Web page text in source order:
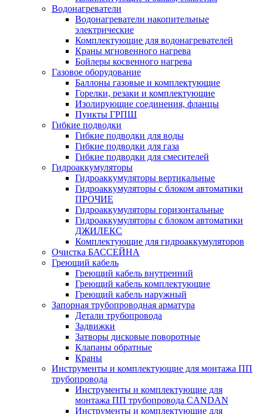
Водонагреватели
Водонагреватели накопительные
электрические
Комплектующие для водонагревателей
Краны мгновенного нагрева
Бойлеры косвенного нагрева
Газовое оборудование
Баллоны газовые и комплектующие
Горелки, резаки и комплектующие
Изолирующие соединения, фланцы
Пункты ГРПШ
Гибкие подводки
Гибкие подводки для воды
Гибкие подводки для газа
Гибкие подводки для смесителей
Гидроаккумуляторы
Гидроаккумуляторы вертикальные
Гидроаккумуляторы с блоком автоматики
ПРОЧИЕ
Гидроаккумуляторы горизонтальные
Гидроаккумуляторы с блоком автоматики
ДЖИЛЕКС
Комплектующие для гидроаккумуляторов
Очистка БАССЕЙНА
Греющий кабель
Греющий кабель внутренний
Греющий кабель комплектующие
Греющий кабель наружный
Запорная трубопроводная арматура
Детали трубопровода
Задвижки
Затворы дисковые поворотные
Клапаны обратные
Краны
Инструменты и комплектующие для монтажа ПП
трубопровода
Инструменты и комплектующие для
монтажа ПП трубопровода CANDAN
Инструменты и комплектующие для